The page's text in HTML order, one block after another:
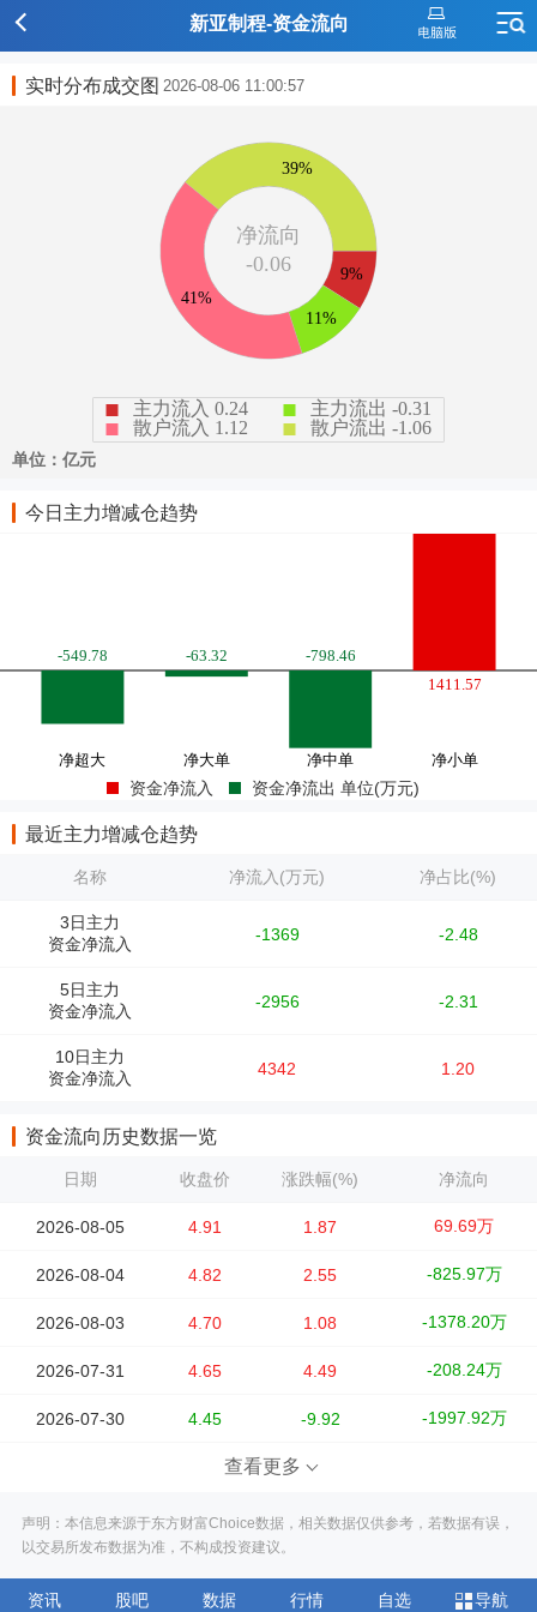
新亚制程-资金流向
实时分布成交图 2026-08-06 11:00:57
今日主力增减仓趋势
资金净流入 资金净流出 单位(万元)
最近主力增减仓趋势
名称 净流入(万元) 净占比(%)
3日主力
资金净流入
-1369 -2.48
5日主力
资金净流入
-2956 -2.31
10日主力
资金净流入
4342 1.20
资金流向历史数据一览
日期 收盘价 涨跌幅(%) 净流向
2026-08-05 4.91 1.87 69.69万
2026-08-04 4.82 2.55 -825.97万
2026-08-03 4.70 1.08 -1378.20万
2026-07-31 4.65 4.49 -208.24万
2026-07-30 4.45 -9.92 -1997.92万
查看更多
声明：本信息来源于东方财富Choice数据，相关数据仅供参考，若数据有误，
以交易所发布数据为准，不构成投资建议。
资讯 股吧 数据 行情 自选 导航